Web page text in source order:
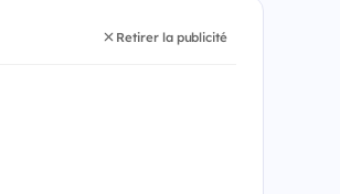
Retirer la publicité